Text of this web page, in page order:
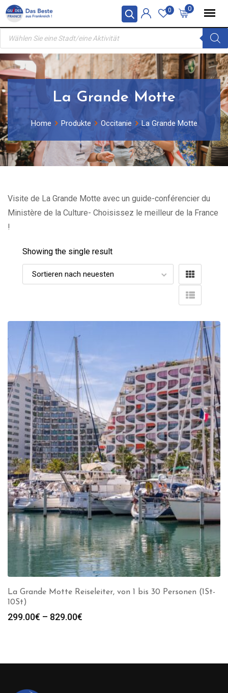
Skip
content
0
0
Products
search
La Grande Motte
Home Produkte Occitanie La Grande Motte
Visite de La Grande Motte avec un guide-conférencier du
Ministère de la Culture- Choisissez le meilleur de la France
!
Showing the single result
La Grande Motte Reiseleiter, von 1 bis 30 Personen (1St-
10St)
299.00€ – 829.00€